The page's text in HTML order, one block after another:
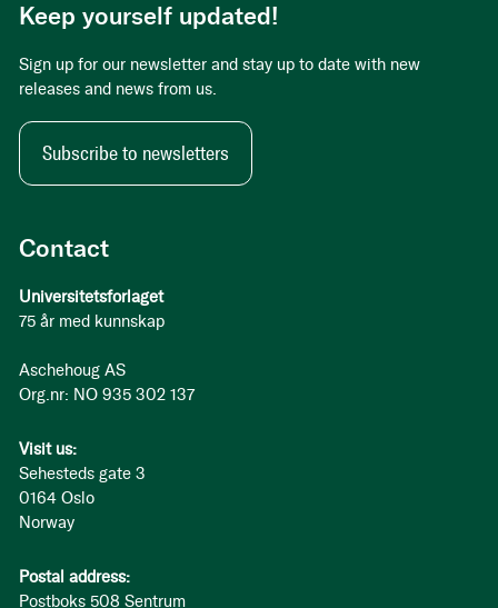
Contact
Universitetsforlaget
75 år med kunnskap
Aschehoug AS
Org.nr: NO 935 302 137
Visit us:
Sehesteds gate 3
0164 Oslo
Norway
Postal address:
Postboks 508 Sentrum
Keep yourself updated!
Sign up for our newsletter and stay up to date with new
releases and news from us.
Subscribe to newsletters